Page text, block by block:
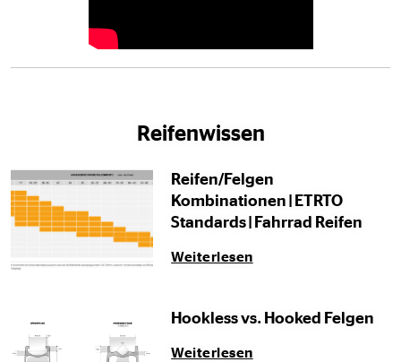
Reifenwissen
Reifen/Felgen
Kombinationen | ETRTO
Standards | Fahrrad Reifen
Weiterlesen
Hookless vs. Hooked Felgen
Weiterlesen